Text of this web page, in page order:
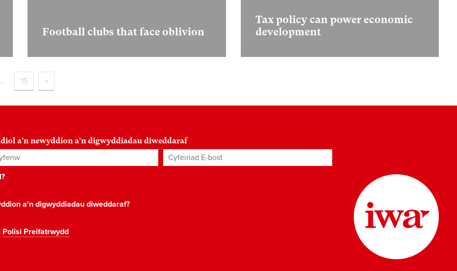
Football clubs that face oblivion
Tax policy can power economic
development
15 »
a'n newyddion a'n digwyddiadau diweddaraf
Cyfeiriad E-bost*
a'n digwyddiadau diweddaraf?
Polisi Preifatrwydd